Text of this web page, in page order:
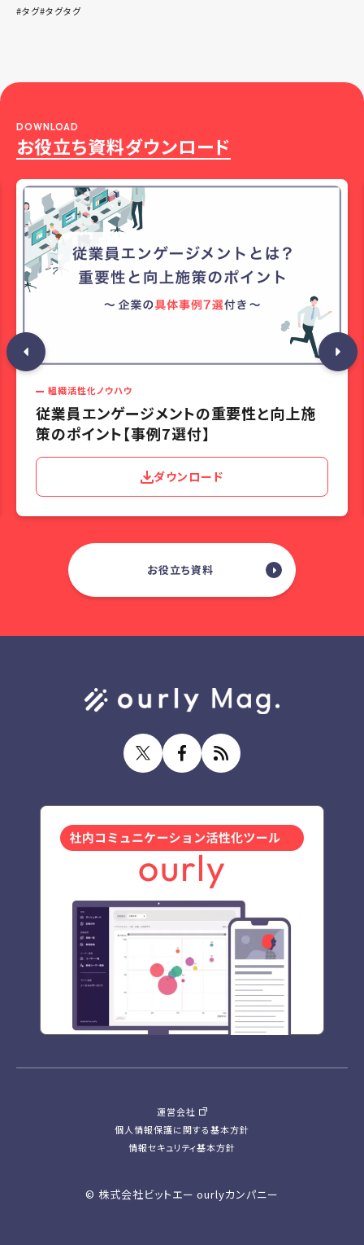
タグ タグタグ
お役立ち資料ダウンロード
DOWNLOAD
組織活性化ノウハウ
従業員エンゲージメントの重要性と向上施
策のポイント【事例7選付】
ダウンロード
お役立ち資料
運営会社
個人情報保護に関する基本方針
情報セキュリティ基本方針
© 株式会社ビットエー ourlyカンパニー